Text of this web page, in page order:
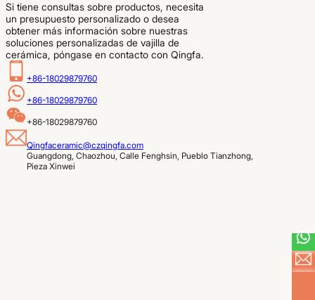
Si tiene consultas sobre productos, necesita
un presupuesto personalizado o desea
obtener más información sobre nuestras
soluciones personalizadas de vajilla de
cerámica, póngase en contacto con Qingfa.
+86-18029879760
+86-18029879760
+86-18029879760
Qingfaceramic@czqingfa.com
Guangdong, Chaozhou, Calle Fenghsin, Pueblo Tianzhong,
Pieza Xinwei